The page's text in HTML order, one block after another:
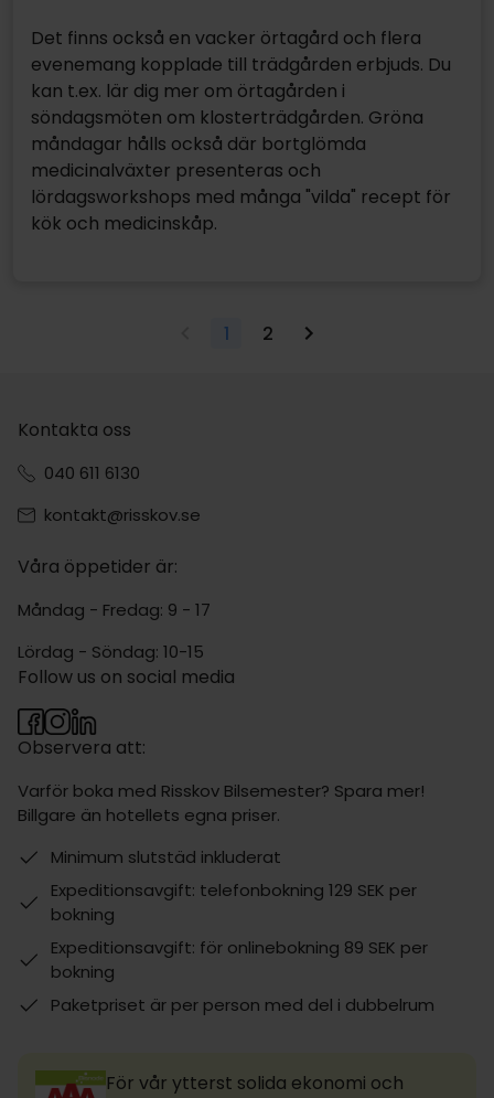
Det finns också en vacker örtagård och flera
evenemang kopplade till trädgården erbjuds. Du
kan t.ex. lär dig mer om örtagården i
söndagsmöten om klosterträdgården. Gröna
måndagar hålls också där bortglömda
medicinalväxter presenteras och
lördagsworkshops med många "vilda" recept för
kök och medicinskåp.
1 2
Kontakta oss
040 611 6130
kontakt@risskov.se
Våra öppetider är:
Måndag - Fredag: 9 - 17
Lördag - Söndag: 10-15
Observera att:
Varför boka med Risskov Bilsemester? Spara mer!
Billgare än hotellets egna priser.
Minimum slutstäd inkluderat
Expeditionsavgift: telefonbokning 129 SEK per
bokning
Expeditionsavgift: för onlinebokning 89 SEK per
bokning
Paketpriset är per person med del i dubbelrum
Follow us on social media
För vår ytterst solida ekonomi och